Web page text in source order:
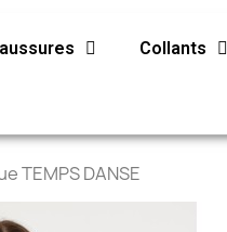
Collants
TEMPS DANSE